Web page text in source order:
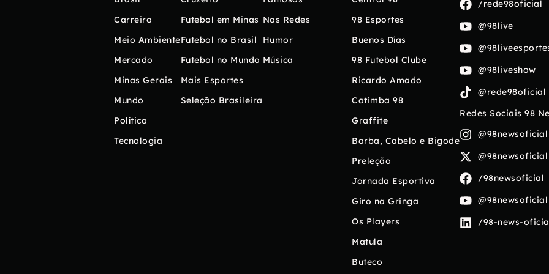
Carreira
Meio Ambiente
Mercado
Minas Gerais
Mundo
Política
Tecnologia
Futebol em Minas
Futebol no Brasil
Futebol no Mundo
Mais Esportes
Seleção Brasileira
Nas Redes
Humor
Música
98 Esportes
Buenos Días
98 Futebol Clube
Ricardo Amado
Catimba 98
Graffite
Barba, Cabelo e Bigode
Preleção
Jornada Esportiva
Giro na Gringa
Os Players
Matula
Buteco
/rede98oficial
@98live
@98liveshow
@rede98oficial
Redes Sociais 98
@98newsoficial
@98newsoficial
/98newsoficial
@98newsoficial
/98-news-